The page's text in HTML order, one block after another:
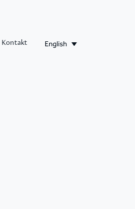
Kontakt English